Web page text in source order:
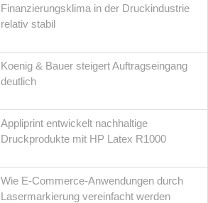
Finanzierungsklima in der Druckindustrie
relativ stabil
Koenig & Bauer steigert Auftragseingang
deutlich
Appliprint entwickelt nachhaltige
Druckprodukte mit HP Latex R1000
Wie E-Commerce-Anwendungen durch
Lasermarkierung vereinfacht werden